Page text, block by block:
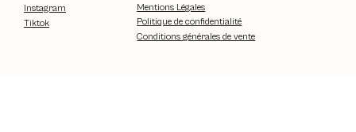
Instagram
Tiktok
Mentions Légales
Politique de confidentialité
Conditions générales de vente